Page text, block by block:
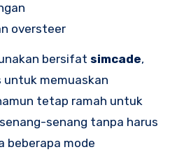
oversteer
bersifat simcade,
memuaskan
tetap ramah untuk
senang tanpa harus
beberapa mode